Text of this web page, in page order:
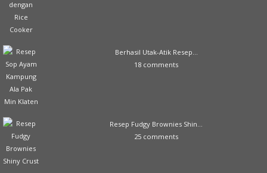
Berhasil Utak-Atik Resep...
18 comments
Resep Fudgy Brownies Shin...
25 comments